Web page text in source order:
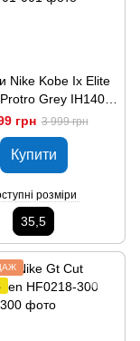
Nike Kobe Ix Elite
Grey IH1401-
001
грн 3 999 грн
Купити
розміри
35,5